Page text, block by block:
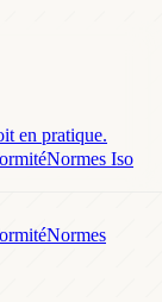
en pratique.
Normes Iso
Normes